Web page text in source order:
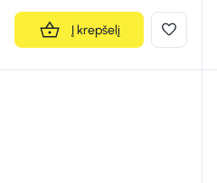
Į krepšelį